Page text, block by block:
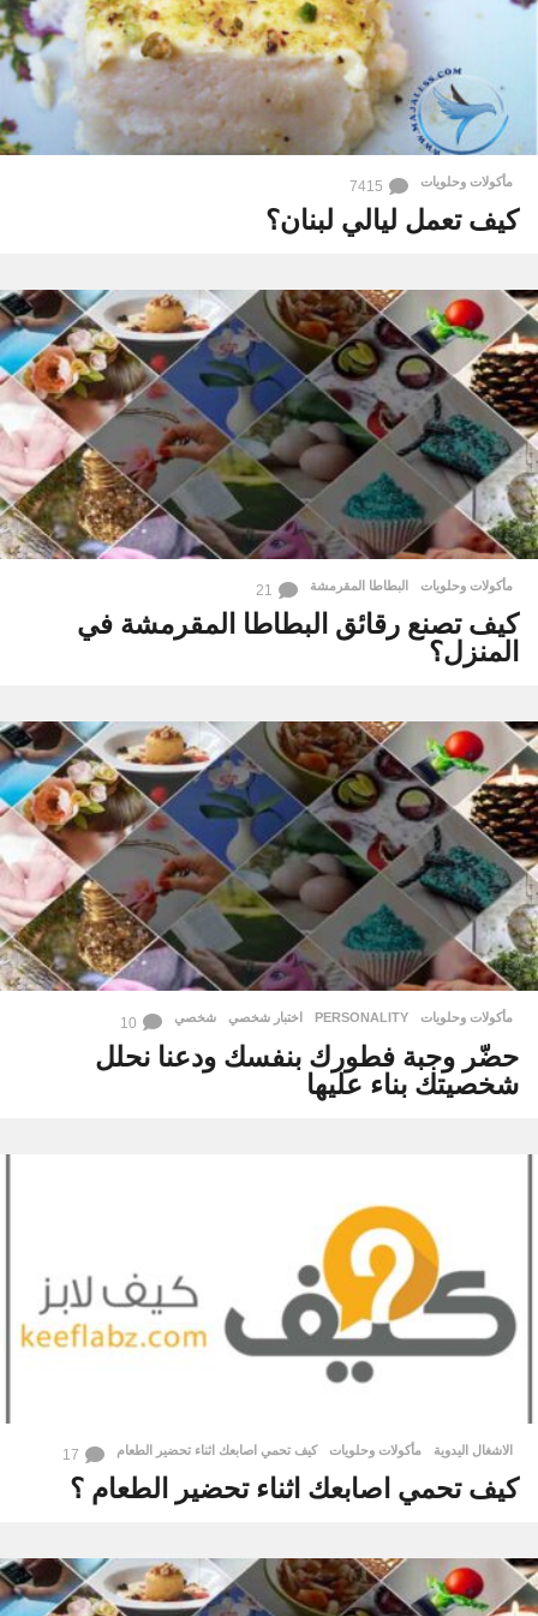
مأكولات وحلويات 7415
كيف تعمل ليالي لبنان؟
مأكولات وحلويات البطاطا المقرمشة 21
كيف تصنع رقائق البطاطا المقرمشة في
المنزل؟
مأكولات وحلويات PERSONALITY
,
اختبار شخصي ,
شخصي 10
حضّر وجبة فطورك بنفسك ودعنا نحلل
شخصيتك بناء عليها
الاشغال اليدوية ,
مأكولات وحلويات كيف تحمي اصابعك اثناء تحضير الطعام 17
كيف تحمي اصابعك اثناء تحضير الطعام ؟